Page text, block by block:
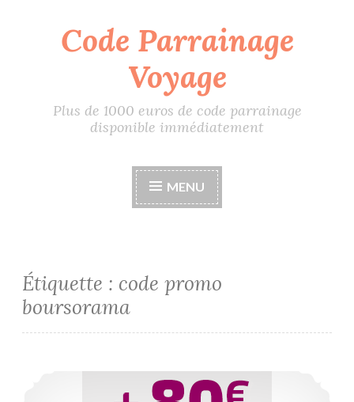
AccéderCode Parrainage
Voyage
Plus de 1000 euros de code parrainage
disponible immédiatement
MENU
Étiquette : code promo
boursorama
Lien Code Parrainage Boursorama – Boursobank